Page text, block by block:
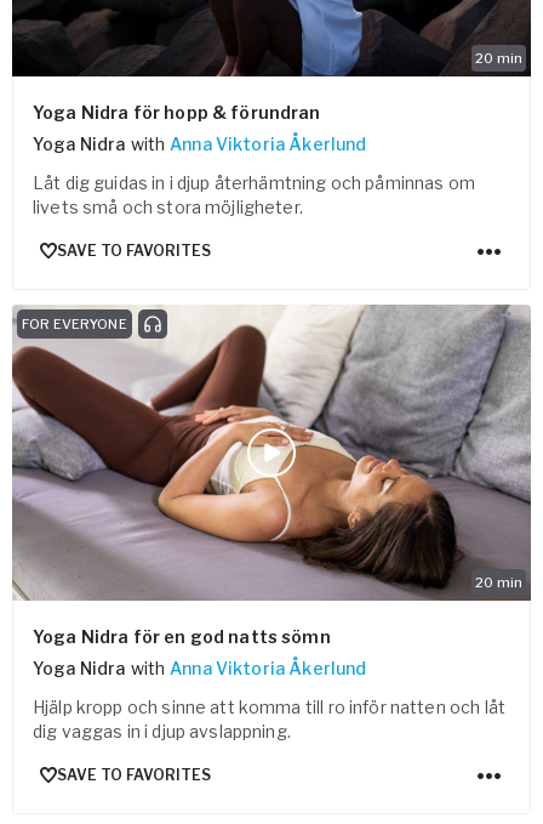
20 min
Yoga Nidra för hopp & förundran
Yoga Nidra with Anna Viktoria Åkerlund
Låt dig guidas in i djup återhämtning och påminnas om
livets små och stora möjligheter.
SAVE TO FAVORITES
20 min
FOR EVERYONE
Yoga Nidra för en god natts sömn
Yoga Nidra with Anna Viktoria Åkerlund
Hjälp kropp och sinne att komma till ro inför natten och låt
dig vaggas in i djup avslappning.
SAVE TO FAVORITES